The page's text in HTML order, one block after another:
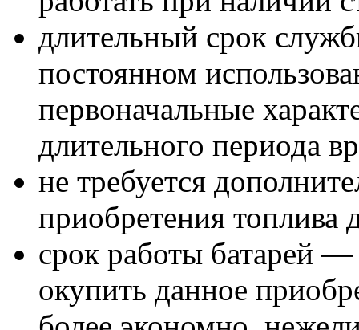
длительный срок
постоянном
первоначальные
длительного периода
не требуется
приобретения топлива
срок работы батарей —
окупить данное